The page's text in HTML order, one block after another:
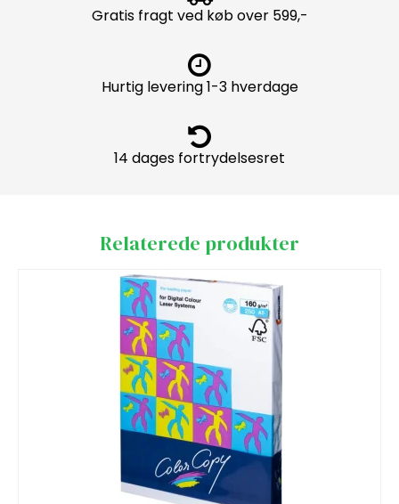
Gratis fragt ved køb over 599,-
Hurtig levering 1-3 hverdage
14 dages fortrydelsesret
Relaterede produkter